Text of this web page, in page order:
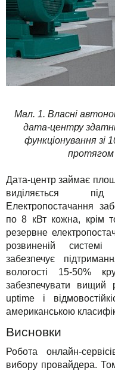
Мал. 1. Власні
дата-центру
функціонування зі
протягом
Дата-центр займає
виділяється
Електропостачання
по 8 кВт кожна, крім
резервне
розвиненій системі
забезпечує
вологості 15-50%
забезпечувати вищий
uptime і
американською
Висновки
Робота онлайн-
вибору провайдера.